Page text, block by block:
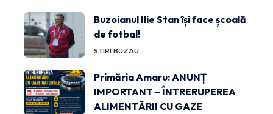
Buzoianul Ilie Stan își face școală
de fotbal!
STIRI BUZAU
Primăria Amaru: ANUNȚ
IMPORTANT – ÎNTRERUPEREA
ALIMENTĂRII CU GAZE